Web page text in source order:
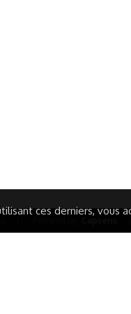
ces derniers, vous